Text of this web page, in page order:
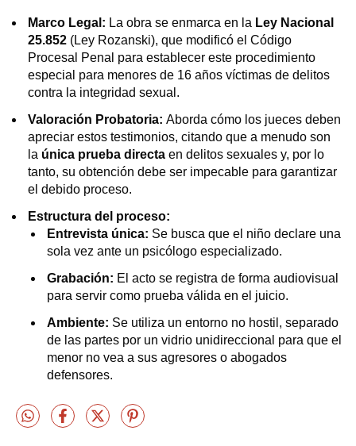
Marco Legal: La obra se enmarca en la Ley Nacional
25.852 (Ley Rozanski), que modificó el Código
Procesal Penal para establecer este procedimiento
especial para menores de 16 años víctimas de delitos
contra la integridad sexual.
Valoración Probatoria: Aborda cómo los jueces deben
apreciar estos testimonios, citando que a menudo son
la única prueba directa en delitos sexuales y, por lo
tanto, su obtención debe ser impecable para garantizar
el debido proceso.
Estructura del proceso:
Entrevista única: Se busca que el niño declare una
sola vez ante un psicólogo especializado.
Grabación: El acto se registra de forma audiovisual
para servir como prueba válida en el juicio.
Ambiente: Se utiliza un entorno no hostil, separado
de las partes por un vidrio unidireccional para que el
menor no vea a sus agresores o abogados
defensores.